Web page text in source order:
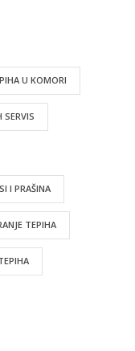
U KOMORI
SERVIS
I PRAŠINA
TEPIHA